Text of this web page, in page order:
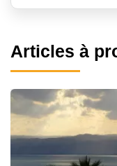
Articles à